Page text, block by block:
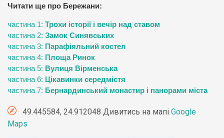
Читати ще про Бережани:
частина 1: Трохи історії і вечір над ставом
частина 2: Замок Синявських
частина 3: Парафіяльний костел
частина 4: Площа Ринок
частина 5: Вулиця Вірменська
частина 6: Цікавинки середмістя
частина 7: Бернардинський монастир і панорами міста
49.445584, 24.912048 Дивитись на мапі Google
Maps